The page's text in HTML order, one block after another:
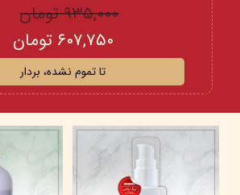
۹۳۵,۰۰۰ تومان
۶۰۷,۷۵۰ تومان
تا تموم نشده، بردار